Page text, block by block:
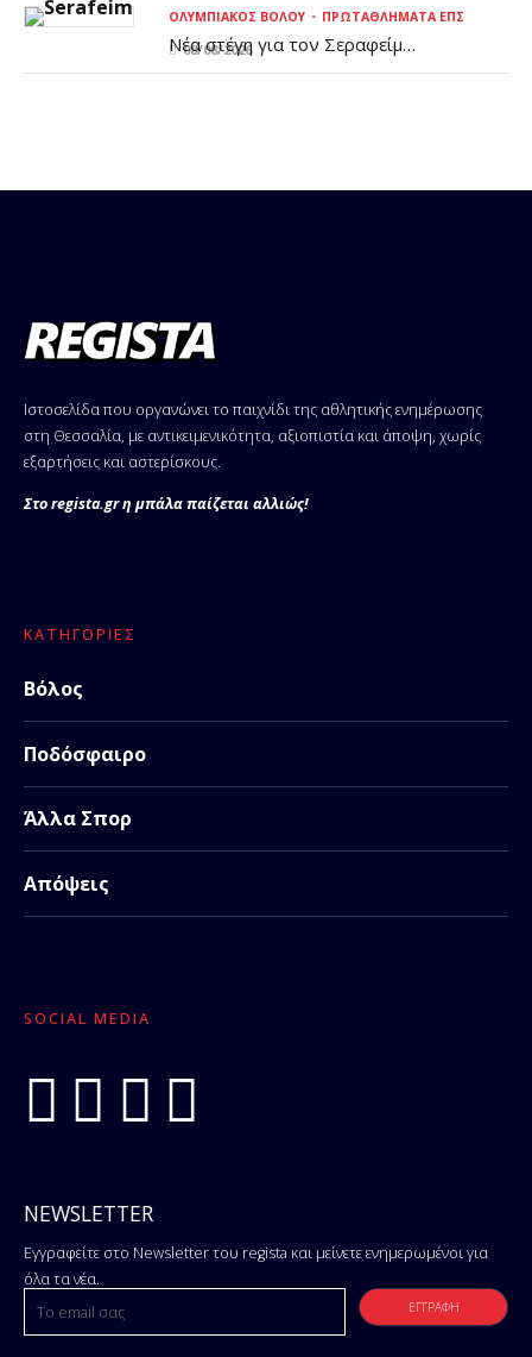
ΟΛΥΜΠΙΑΚΌΣ ΒΌΛΟΥ ΠΡΩΤΑΘΛΉΜΑΤΑ ΕΠΣ
Νέα στέγη για τον Σεραφείμ
Παπαϊωάννου
08/08/2026
Ιστοσελίδα που οργανώνει το παιχνίδι της αθλητικής ενημέρωσης
στη Θεσσαλία, με αντικειμενικότητα, αξιοπιστία και άποψη, χωρίς
εξαρτήσεις και αστερίσκους.
Στο regista.gr η μπάλα παίζεται αλλιώς!
ΚΑΤΗΓΟΡΊΕΣ
Βόλος
Ποδόσφαιρο
Άλλα Σπορ
Απόψεις
SOCIAL MEDIA
NEWSLETTER
Εγγραφείτε στο Newsletter του regista και μείνετε ενημερωμένοι για
όλα τα νέα.